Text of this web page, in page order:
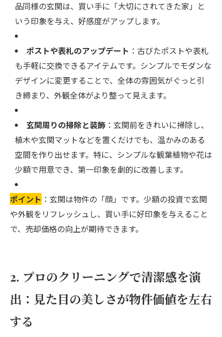
品同様の玄関は、買い手に「大切にされてきた家」と
いう印象を与え、好感度がアップします。
ポストや表札のアップデート ：古びたポストや表札
も手軽に交換できるアイテムです。シンプルでモダンな
デザインに変更することで、全体の雰囲気がぐっと引
き締まり、外観全体がより整って見えます。
玄関周りの掃除と装飾：玄関前をきれいに掃除し、
植木や玄関マットなどを置くだけでも、温かみのある
空間を作り出せます。特に、シンプルな観葉植物や花は
少額で用意でき、第一印象を劇的に改善します。
ポイント ：玄関は物件の「顔」です。少額の投資で玄関
や外観をリフレッシュし、買い手に好印象を与えること
で、売却価格の向上が期待できます。
2. プロのクリーニングで清潔感を演
出：見た目の美しさが物件価値を左右
する